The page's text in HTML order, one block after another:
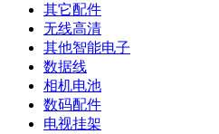
其它配件
无线高清
其他智能电子
数据线
相机电池
数码配件
电视挂架